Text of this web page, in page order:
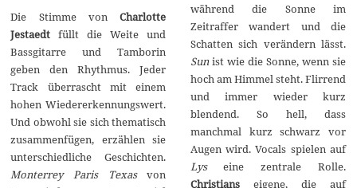
Die Stimme vonCharlotte
Jestaedtfüllt die Weite und
Bassgitarre und Tamborin
geben den Rhythmus. Jeder
Track überrascht mit einem
hohen Wiedererkennungswert.
Und obwohl sie sich thematisch
zusammenfügen, erzählen sie
unterschiedliche Geschichten.
Monterrey Paris Texasvon
während die Sonne im
Zeitraffer wandert und die
Schatten sich verändern lässt.
Sunist wie die Sonne, wenn sie
hoch am Himmel steht. Flirrend
und immer wieder kurz
blendend. So hell, dass
manchmal kurz schwarz vor
Augen wird. Vocals spielen auf
Lys eine zentrale Rolle.
Christians eigene, die auf